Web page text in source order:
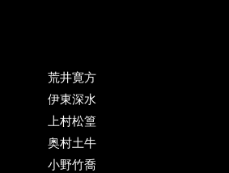
荒井寛方
伊東深水
上村松篁
奥村土牛
小野竹喬